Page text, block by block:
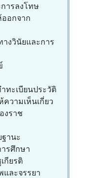
ารลงโทษ
อกจาก
างวินัยและการ
ทะเบียนประวัติ
วามเห็นเกี่ยว
งราช
านะ
รศึกษา
กียรติ
และจรรยา